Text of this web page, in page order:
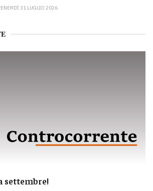
31 LUGLIO 2026
settembre!